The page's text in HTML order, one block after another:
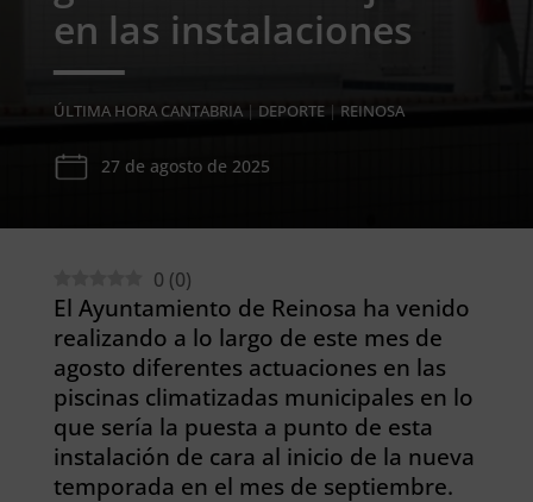
en las instalaciones
ÚLTIMA HORA CANTABRIA| DEPORTE| REINOSA
27 de agosto de 2025
0 (0)
El Ayuntamiento de Reinosa ha venido
realizando a lo largo de este mes de
agosto diferentes actuaciones en las
piscinas climatizadas municipales en lo
que sería la puesta a punto de esta
instalación de cara al inicio de la nueva
temporada en el mes de septiembre.